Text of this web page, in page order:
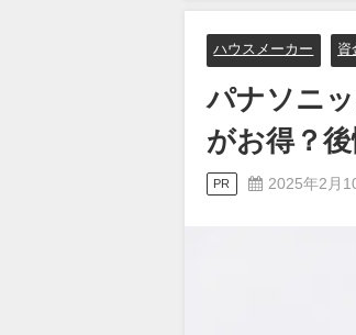
ハウスメーカー 資
パナソニ
がお得？
PR 2025年2月